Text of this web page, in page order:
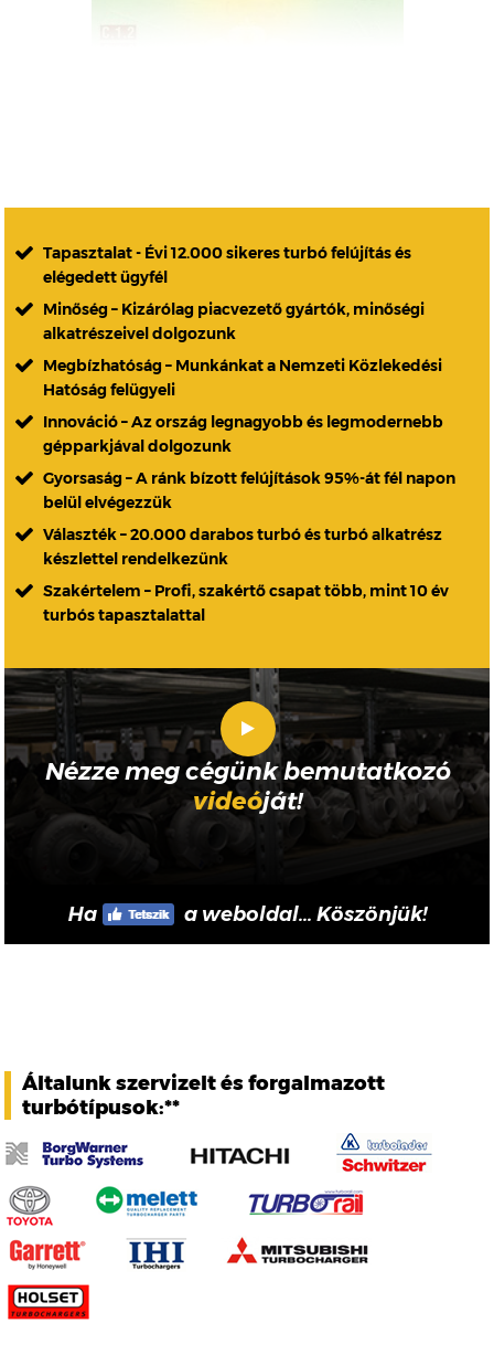
Tapasztalat - Évi 12.000 sikeres turbó felújítás és
elégedett ügyfél
Minőség – Kizárólag piacvezető gyártók, minőségi
alkatrészeivel dolgozunk
Megbízhatóság – Munkánkat a Nemzeti Közlekedési
Hatóság felügyeli
Innováció – Az ország legnagyobb és legmodernebb
gépparkjával dolgozunk
Gyorsaság – A ránk bízott felújítások 95%-át fél napon
belül elvégezzük
Választék – 20.000 darabos turbó és turbó alkatrész
készlettel rendelkezünk
Szakértelem – Profi, szakértő csapat több, mint 10 év
turbós tapasztalattal
Nézze meg cégünk bemutatkozó
videóját!
Ha a weboldal... Köszönjük!
Általunk szervizelt és forgalmazott
turbótípusok:**